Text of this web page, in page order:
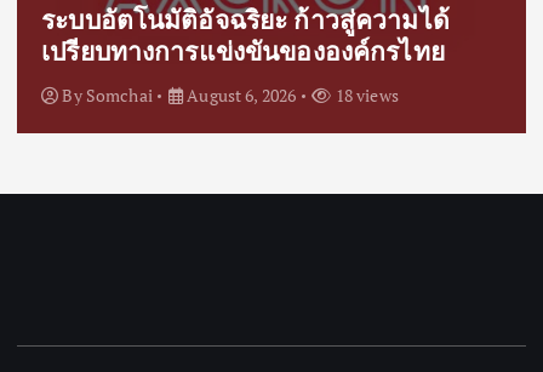
ระบบอัตโนมัติอัจฉริยะ ก้าวสู่ความได้
เปรียบทางการแข่งขันขององค์กรไทย
By Somchai August 6, 2026 18 views